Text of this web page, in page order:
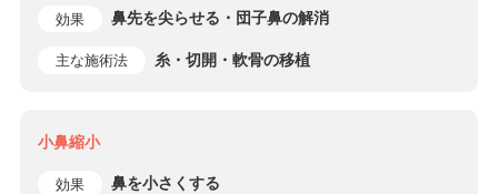
効果 鼻先を尖らせる・団子鼻の解消
主な施術法 糸・切開・軟骨の移植
小鼻縮小
効果 鼻を小さくする